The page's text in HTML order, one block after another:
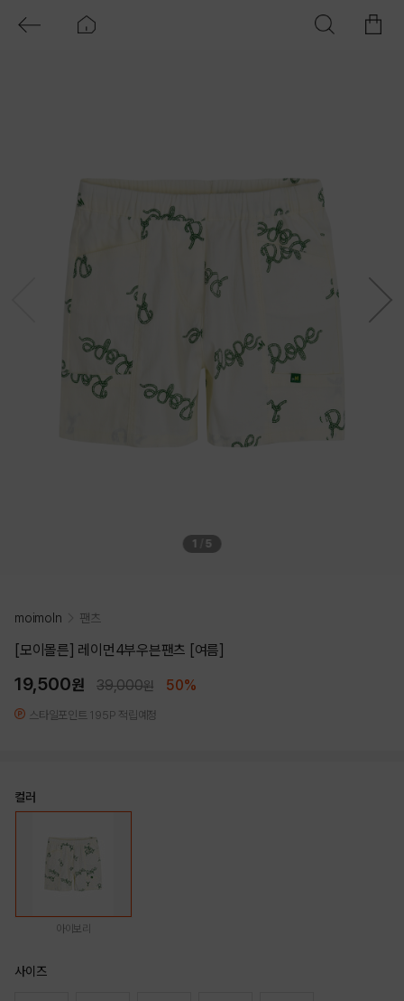
1 5
moimoln 팬츠
[모이몰른] 레이먼4부우븐팬츠 [여름]
19,500원 39,000원 50%
스타일포인트 195P 적립예정
컬러
아이보리
사이즈